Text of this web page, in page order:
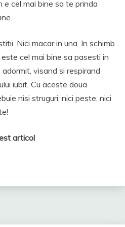
e cel mai bine sa te prinda
Nici macar in una. In schimb
cel mai bine sa pasesti in
visand si respirand
iubit. Cu aceste doua
nisi struguri, nici peste, nici
articol